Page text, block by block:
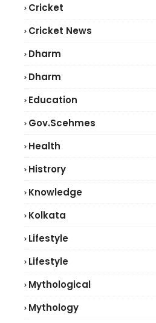
Cricket
Cricket News
Dharm
Dharm
Education
Gov.scehmes
Health
Histrory
Knowledge
Kolkata
Lifestyle
Lifestyle
Mythological
Mythology